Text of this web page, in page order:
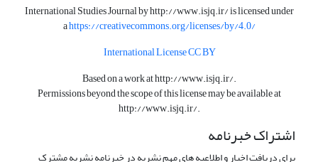
International Studies Journal byhttp://www.isjq.ir/is licensed under
ahttps://creativecommons.org/licenses/by/4.0/
International License CC BY
Based on a work athttp://www.isjq.ir/.
Permissions beyond the scope of this license may be available at
http://www.isjq.ir/.
اشتراک خبرنامه
برای دریافت اخبار و اطلاعیه های مهم نشریه در خبرنامه نشریه مشترک